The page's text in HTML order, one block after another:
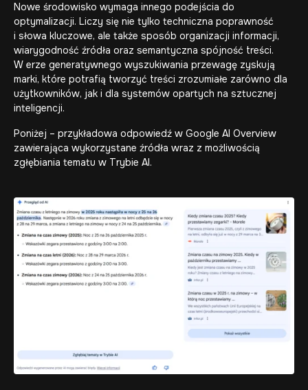
Nowe środowisko wymaga innego podejścia do
optymalizacji. Liczy się nie tylko techniczna poprawność
i słowa kluczowe, ale także sposób organizacji informacji,
wiarygodność źródła oraz semantyczna spójność treści.
W erze generatywnego wyszukiwania przewagę zyskują
marki, które potrafią tworzyć treści zrozumiałe zarówno dla
użytkowników, jak i dla systemów opartych na sztucznej
inteligencji.
Poniżej – przykładowa odpowiedź w Google AI Overview
zawierająca wykorzystane źródła wraz z możliwością
zgłębiania tematu w Trybie AI.